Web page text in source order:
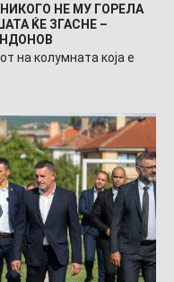
НЕ МУ ГОРЕЛА
ЌЕ ЗГАСНЕ –
на колумната која е